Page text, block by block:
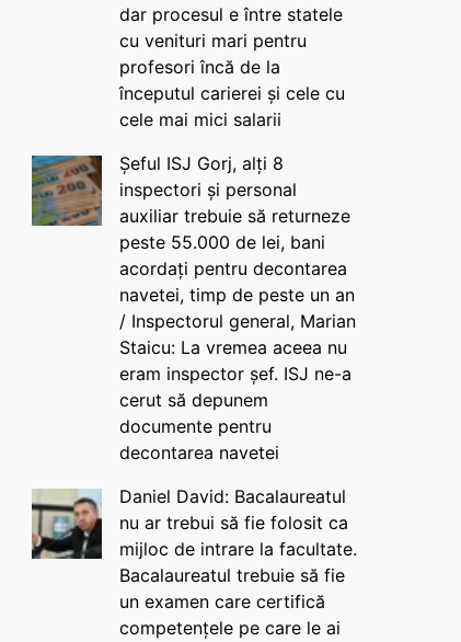
dar procesul e între statele
cu venituri mari pentru
profesori încă de la
începutul carierei și cele cu
cele mai mici salarii
Șeful ISJ Gorj, alți 8
inspectori și personal
auxiliar trebuie să returneze
peste 55.000 de lei, bani
acordați pentru decontarea
navetei, timp de peste un an
/ Inspectorul general, Marian
Staicu: La vremea aceea nu
eram inspector șef. ISJ ne-a
cerut să depunem
documente pentru
decontarea navetei
Daniel David: Bacalaureatul
nu ar trebui să fie folosit ca
mijloc de intrare la facultate.
Bacalaureatul trebuie să fie
un examen care certifică
competențele pe care le ai